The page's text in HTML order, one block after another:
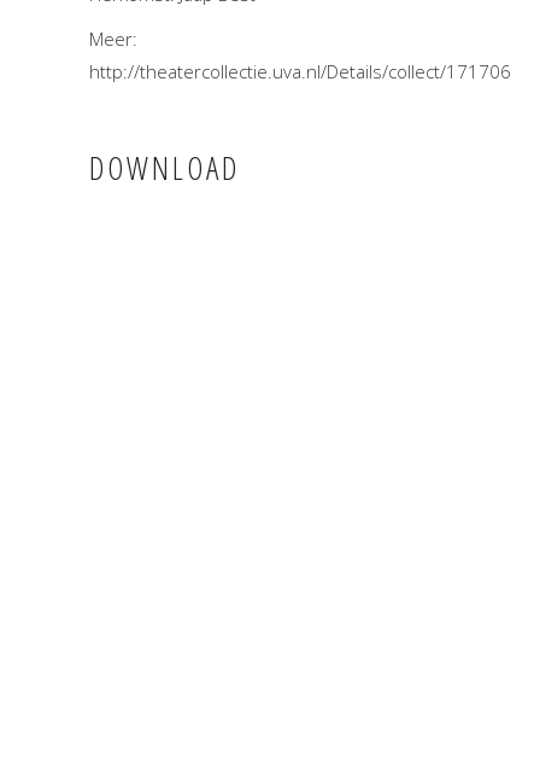
Meer:
http://theatercollectie.uva.nl/Details/collect/171706
DOWNLOAD